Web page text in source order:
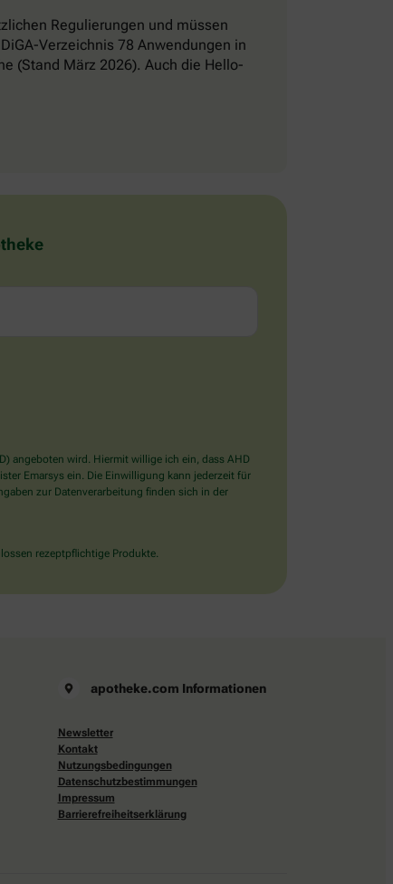
Regulierungen und müssen
Verzeichnis 78 Anwendungen in
(Stand März 2026). Auch die Hello-
angeboten wird. Hiermit willige ich ein, dass AHD
Emarsys ein. Die Einwilligung kann jederzeit für
zur Datenverarbeitung finden sich in der
rezeptpflichtige Produkte.
apotheke.com Informationen
Newsletter
Kontakt
Nutzungsbedingungen
Datenschutzbestimmungen
Impressum
Barrierefreiheitserklärung